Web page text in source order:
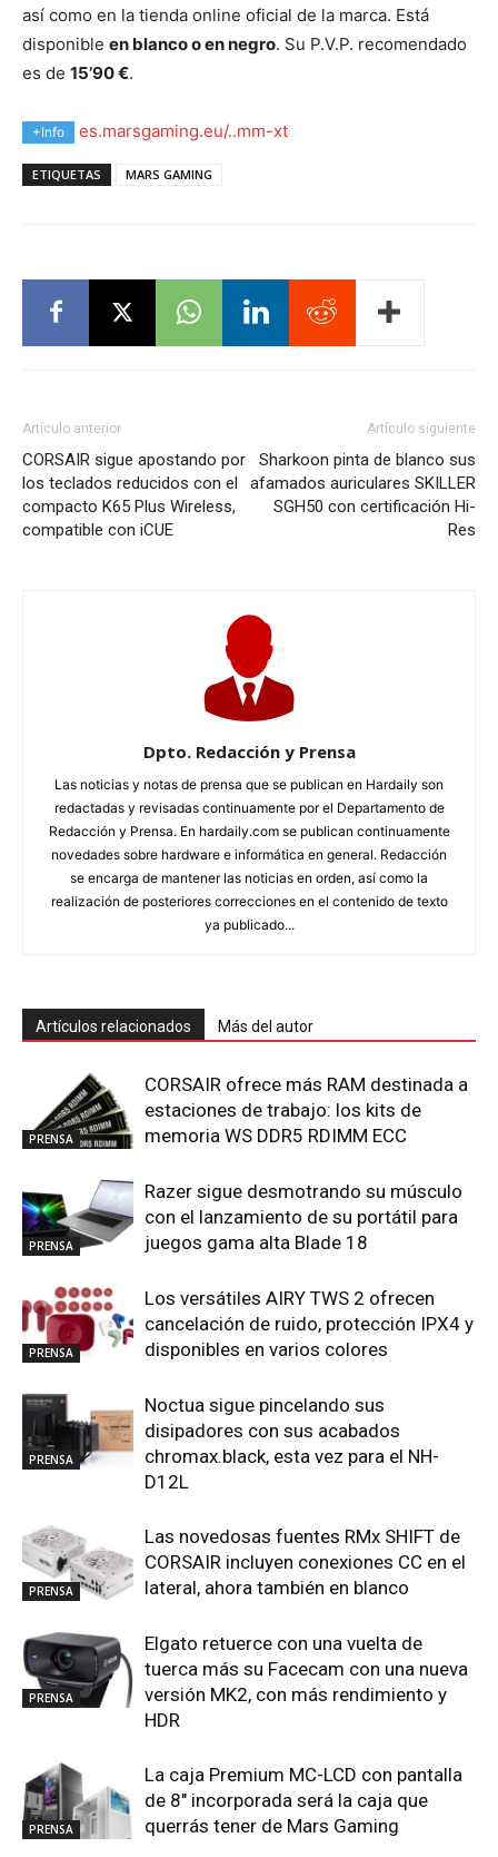
así como en la tienda online oficial de la marca. Está
disponible en blanco o en negro. Su P.V.P. recomendado
es de 15’90 €.
+Info es.marsgaming.eu/..mm-xt
ETIQUETAS MARS GAMING
Artículo anterior
CORSAIR sigue apostando por
los teclados reducidos con el
compacto K65 Plus Wireless,
compatible con iCUE
Artículo siguiente
Sharkoon pinta de blanco sus
afamados auriculares SKILLER
SGH50 con certificación Hi-
Res
Dpto. Redacción y Prensa
Las noticias y notas de prensa que se publican en Hardaily son
redactadas y revisadas continuamente por el Departamento de
Redacción y Prensa. En hardaily.com se publican continuamente
novedades sobre hardware e informática en general. Redacción
se encarga de mantener las noticias en orden, así como la
realización de posteriores correcciones en el contenido de texto
ya publicado...
Artículos relacionados Más del autor
PRENSA
CORSAIR ofrece más RAM destinada a
estaciones de trabajo: los kits de
memoria WS DDR5 RDIMM ECC
PRENSA
Razer sigue desmotrando su músculo
con el lanzamiento de su portátil para
juegos gama alta Blade 18
PRENSA
Los versátiles AIRY TWS 2 ofrecen
cancelación de ruido, protección IPX4 y
disponibles en varios colores
PRENSA
Noctua sigue pincelando sus
disipadores con sus acabados
chromax.black, esta vez para el NH-
D12L
PRENSA
Las novedosas fuentes RMx SHIFT de
CORSAIR incluyen conexiones CC en el
lateral, ahora también en blanco
PRENSA
Elgato retuerce con una vuelta de
tuerca más su Facecam con una nueva
versión MK2, con más rendimiento y
HDR
PRENSA
La caja Premium MC-LCD con pantalla
de 8″ incorporada será la caja que
querrás tener de Mars Gaming